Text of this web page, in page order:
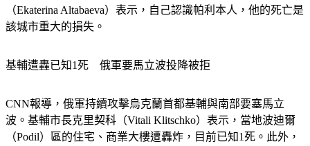
（Ekaterina Altabaeva）表示，自己認識帕利本人，他的死亡是
該城市重大的損失。
基輔遭轟已知1死　俄軍要馬立波投降被拒
CNN報導，俄軍持續攻擊烏克蘭首都基輔與南部要塞馬立
波。基輔市長克里契科（Vitali Klitschko）表示，當地波迪爾
（Podil）區的住宅、商業大樓遭轟炸，目前已知1死。此外，